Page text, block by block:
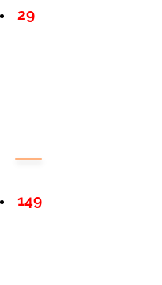
29
149